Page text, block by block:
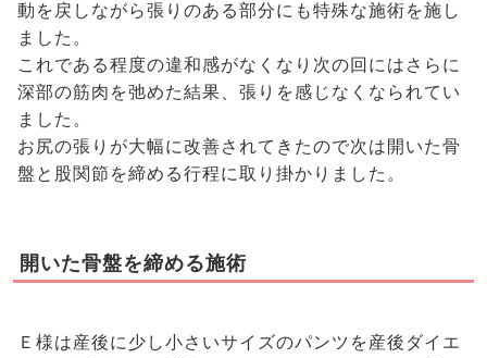
動を戻しながら張りのある部分にも特殊な施術を施し
ました。
これである程度の違和感がなくなり次の回にはさらに
深部の筋肉を弛めた結果、張りを感じなくなられてい
ました。
お尻の張りが大幅に改善されてきたので次は開いた骨
盤と股関節を締める行程に取り掛かりました。
開いた骨盤を締める施術
Ｅ様は産後に少し小さいサイズのパンツを産後ダイエ